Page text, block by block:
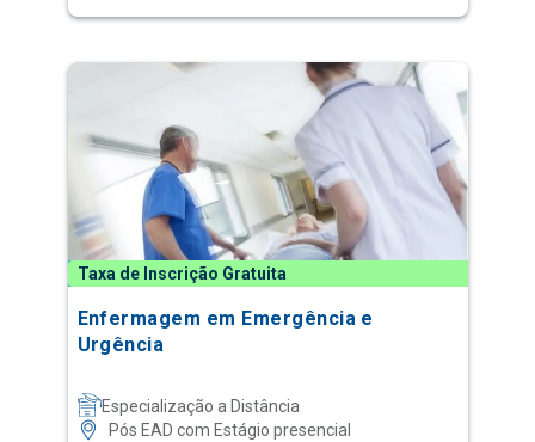
Taxa de Inscrição Gratuita
Enfermagem em Emergência e
Urgência
Especialização a Distância
Pós EAD com Estágio presencial